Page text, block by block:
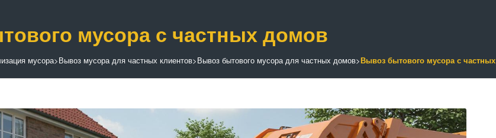
мусора с частных домов
мусора>Вывоз мусора для частных клиентов>Вывоз бытового мусора для частных домов>Вывоз бытового мусора с